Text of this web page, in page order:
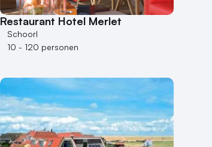
Restaurant Hotel Merlet
Schoorl
10 - 120 personen